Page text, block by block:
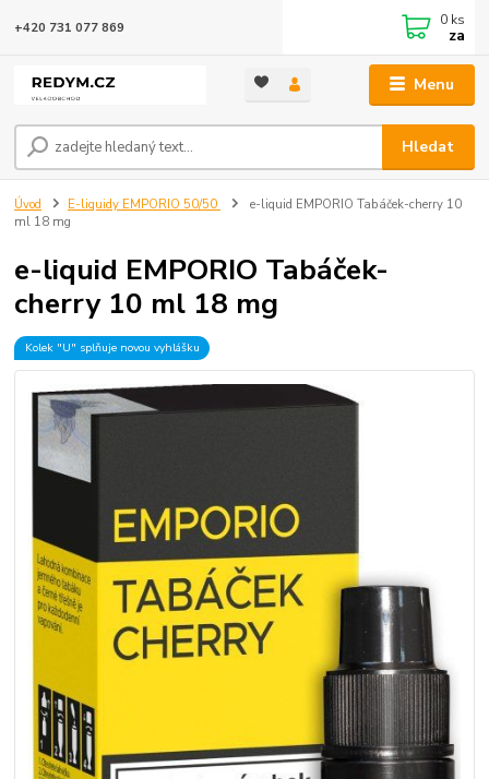
Menu
Hledat
+420 731 077 869 0 ks
za
Úvod E-liquidy EMPORIO 50/50
e-liquid EMPORIO Tabáček-cherry 10
ml 18 mg
e-liquid EMPORIO Tabáček-
cherry 10 ml 18 mg
Kolek "U" splňuje novou vyhlášku